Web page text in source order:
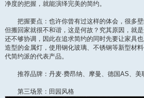
净度的把握，就能演绎完美的简约。
把握要点：也许你曾有过这样的体会，很多壁
但搬回家就很不和谐，这是何故？究其原因，就
还不够协调，因此在追求简约的同时先要让家具
造型的金属灯，使用钢化玻璃、不锈钢等新型材
代简约派的代表产品。
推荐品牌：丹麦·费昂纳、摩曼、德国AS、
第三场景：田园风格